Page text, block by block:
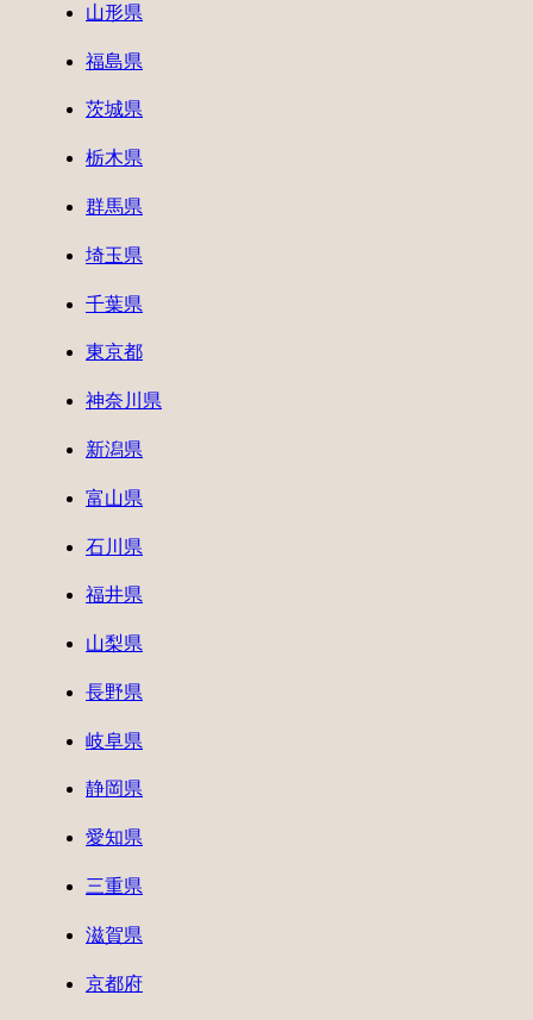
山形県
福島県
茨城県
栃木県
群馬県
埼玉県
千葉県
東京都
神奈川県
新潟県
富山県
石川県
福井県
山梨県
長野県
岐阜県
静岡県
愛知県
三重県
滋賀県
京都府